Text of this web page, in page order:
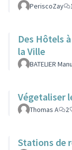
PeriscoZay
Des Hôtels
la Ville
BATELIER
Végetaliser
Thomas A 2
Stations de